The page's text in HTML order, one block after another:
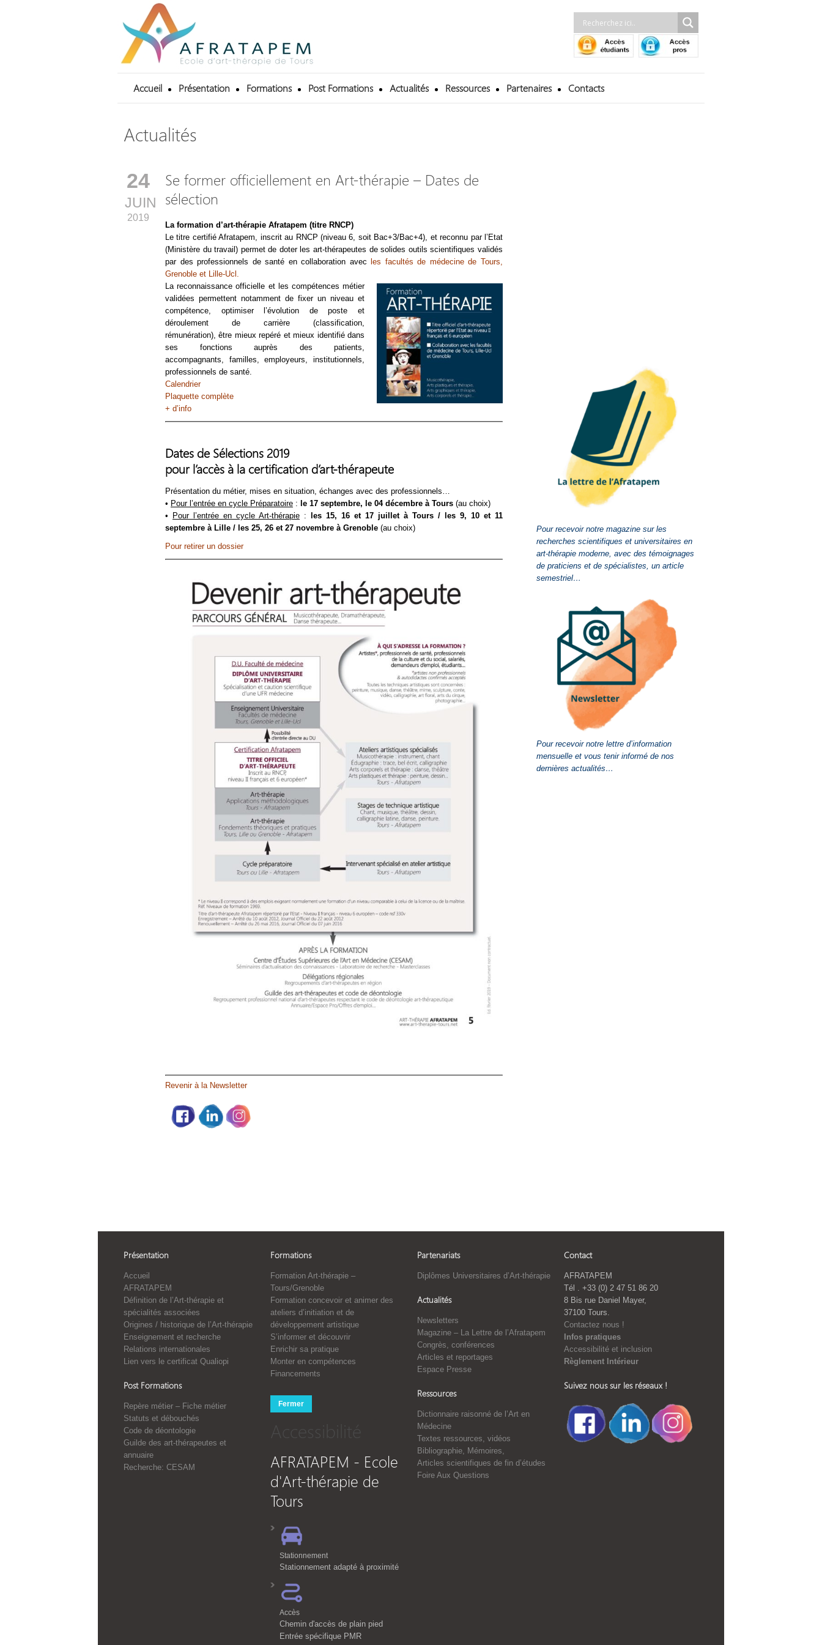
Accueil Présentation Formations Post Formations Actualités Ressources Partenaires Contacts
Actualités
24
JUIN
2019
Se former officiellement en Art-thérapie – Dates de
sélection
La formation d’art-thérapie Afratapem (titre RNCP)
Le titre certifié Afratapem, inscrit au RNCP (niveau 6, soit Bac+3/Bac+4), etreconnu par l’Etat
(Ministère du travail) permet de doter les art-thérapeutes de solides outils scientifiques validés
par des professionnels de santé en collaboration avec
les facultés de médecine de Tours,
Grenoble et Lille-Ucl.
La reconnaissance officielle et les compétences métier
validées permettent notamment de fixer un niveau et
compétence, optimiser l’évolution de poste et
déroulement de carrière (classification,
rémunération), être mieux repéré et mieux identifié dans
ses fonctions auprès des patients,
accompagnants, familles, employeurs, institutionnels,
professionnels de santé.
Calendrier
Plaquette complète
+ d’info
Dates de Sélections 2019
pour l’accès à la certification d’art-thérapeute
Présentation du métier, mises en situation, échanges avec des professionnels…
• Pour l’entrée en cycle Préparatoire : e 17 septembre, le 04 décembre à Tours (au choix)
•
Pour l’entrée en cycle Art-thérapie :
les 15, 16 et 17 juillet à Tours / les 9, 10 et 11
septembre à Lille / les 25, 26 et 27 novembre à Grenoble (au choix)
Pour retirer un dossier
Revenir à la Newsletter
Pour recevoir notre magazine sur les
recherches scientifiques et universitaires en
art-thérapie moderne, avec des témoignages
de praticiens et de spécialistes, un article
semestriel…
Pour recevoir notre lettre d’information
mensuelle et vous tenir informé de nos
dernières actualités…
Présentation
Accueil
AFRATAPEM
Définition de l’Art-thérapie et
spécialités associées
Origines / historique de l’Art-thérapie
Enseignement et recherche
Relations internationales
Lien vers le certificat Qualiopi
Post Formations
Repère métier – Fiche métier
Statuts et débouchés
Code de déontologie
Guilde des art-thérapeutes et
annuaire
Recherche: CESAM
Formations
Formation Art-thérapie –
Tours/Grenoble
Formation concevoir et animer des
ateliers d’initiation et de
développement artistique
S’informer et découvrir
Enrichir sa pratique
Monter en compétences
Financements
Fermer
Accessibilité
AFRATAPEM - Ecole
d'Art-thérapie de
Tours
Stationnement
Stationnement adapté à proximité
Accès
Chemin d'accès de plain pied
Entrée spécifique PMR
Partenariats
Diplômes Universitaires d’Art-thérapie
Actualités
Newsletters
Magazine – La Lettre de l’Afratapem
Congrès, conférences
Articles et reportages
Espace Presse
Ressources
Dictionnaire raisonné de l’Art en
Médecine
Textes ressources, vidéos
Bibliographie, Mémoires,
Articles scientifiques de fin d’études
Foire Aux Questions
Contact
AFRATAPEM
Tél . +33 (0) 2 47 51 86 20
8 Bis rue Daniel Mayer,
37100 Tours.
Contactez nous !
Infos pratiques
Accessibilité et inclusion
Règlement Intérieur
Suivez nous sur les réseaux !